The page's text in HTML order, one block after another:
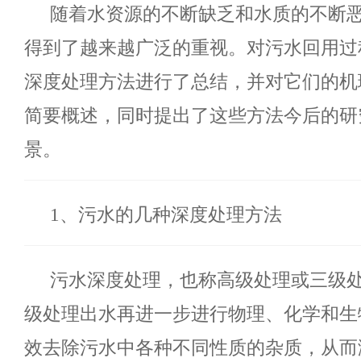
随着水资源的不断缺乏和水质的不断
得到了越来越广泛的重视。对污水回用
深度处理方法进行了总结，并对它们的
简要概述，同时提出了这些方法今后的
景。
1、污水的几种深度处理方法
污水深度处理，也称高级处理或三级
级处理出水再进一步进行物理、化学和
效去除污水中各种不同性质的杂质，从